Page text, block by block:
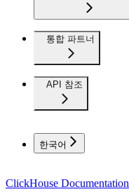
통합 파트너
API 참조
한국어
ClickHouse Documentation